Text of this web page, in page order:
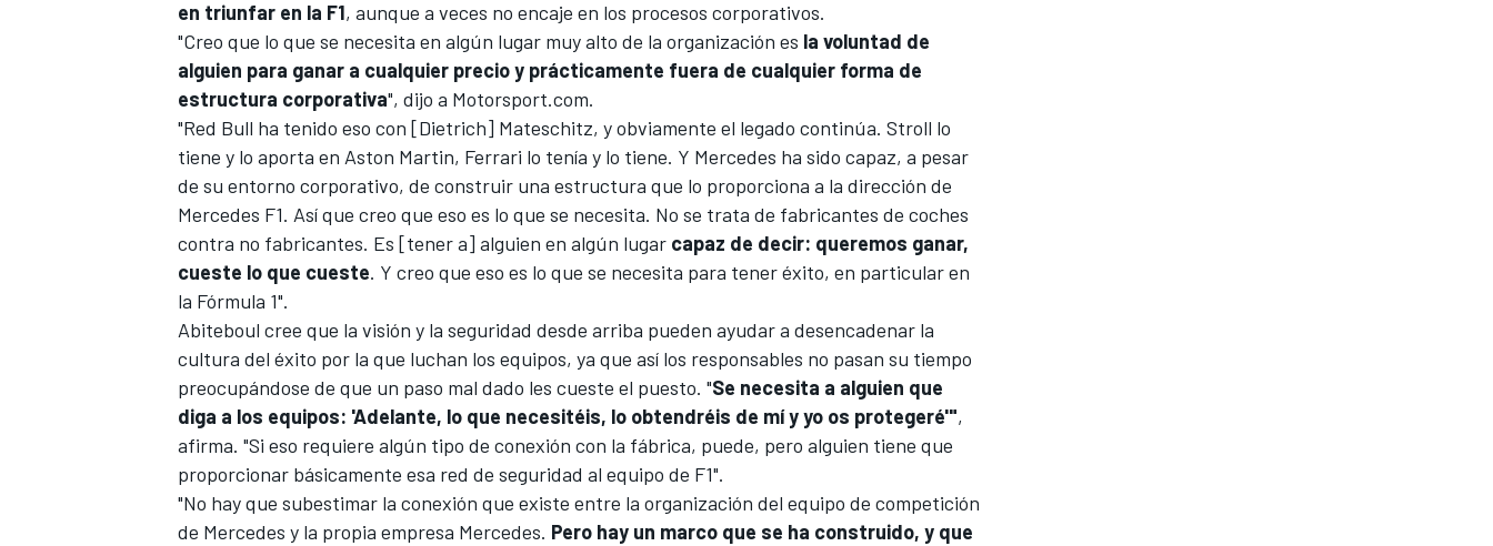
en triunfar en la F1, aunque a veces no encaje en los procesos corporativos.
"Creo que lo que se necesita en algún lugar muy alto de la organización es la voluntad de
alguien para ganar a cualquier precioy prácticamente fuera de cualquier forma de
estructura corporativa", dijo a Motorsport.com.
"Red Bull ha tenido eso con [Dietrich] Mateschitz, y obviamente el legado continúa. Stroll lo
tiene y lo aporta en Aston Martin, Ferrari lo tenía y lo tiene. Y Mercedes ha sido capaz, a pesar
de su entorno corporativo, de construir una estructura que lo proporciona a la dirección de
Mercedes F1. Así que creo que eso es lo que se necesita. No se trata de fabricantes de coches
contra no fabricantes. Es [tener a] alguien en algún lugar capaz de decir: queremos ganar,
cueste lo que cueste. Y creo que eso es lo que se necesita para tener éxito, en particular en
la Fórmula 1".
Abiteboul cree que la visión y la seguridad desde arriba pueden ayudar a desencadenar la
cultura del éxito por la que luchan los equipos, ya que así los responsables no pasan su tiempo
preocupándose de que un paso mal dado les cueste el puesto. "Se necesita a alguien que
diga a los equipos: 'Adelante, lo que necesitéis, lo obtendréis de mí y yo os protegeré'",
afirma. "Si eso requiere algún tipo de conexión con la fábrica, puede, pero alguien tiene que
proporcionar básicamente esa red de seguridad al equipo de F1".
"No hay que subestimar la conexión que existe entre la organización del equipo de competición
de Mercedes y la propia empresa Mercedes. Pero hay un marco que se ha construido, y que